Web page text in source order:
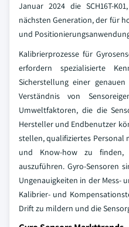
Januar 2024 die SCH16T-
nächsten Generation, der für
und
Kalibrierprozesse für
erfordern spezialisierte
Sicherstellung einer
Verständnis von
Umweltfaktoren, die die
Hersteller und Endbenutzer
stellen, qualifiziertes Personal
und Know-how zu finden,
auszuführen. Gyro-Sensoren
Ungenauigkeiten in der Mess-
Kalibrier- und
Drift zu mildern und die